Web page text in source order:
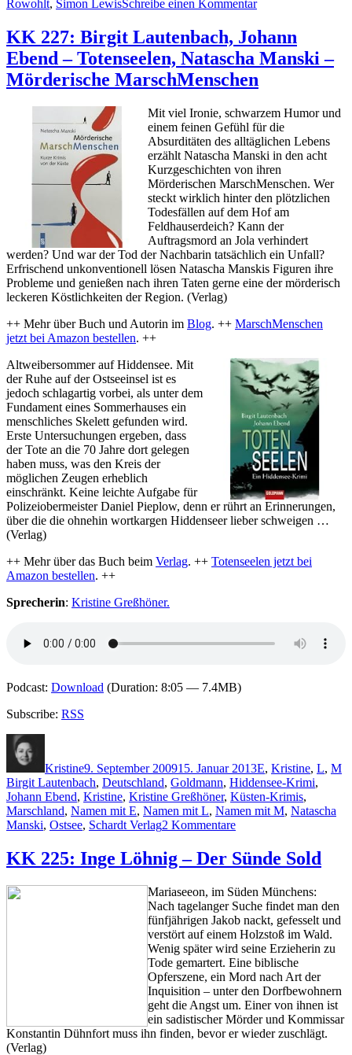
Rowohlt, Simon LewisSchreibe einen Kommentarzu
235:
Simon
Lewis
Bad
KK 227: Birgit Lautenbach, Johann
Ebend – Totenseelen, Natascha Manski –
Mörderische MarschMenschen
Mit viel Ironie, schwarzem Humor und
einem feinen Gefühl für die
Absurditäten des alltäglichen Lebens
erzählt Natascha Manski in den acht
Kurzgeschichten von ihren
Mörderischen MarschMenschen. Wer
steckt wirklich hinter den plötzlichen
Todesfällen auf dem Hof am
Feldhauserdeich? Kann der
Auftragsmord an Jola verhindert
werden? Und war der Tod der Nachbarin tatsächlich ein Unfall?
Erfrischend unkonventionell lösen Natascha Manskis Figuren ihre
Probleme und genießen nach ihren Taten gerne eine der mörderisch
leckeren Köstlichkeiten der Region. (Verlag)
++ Mehr über Buch und Autorin im Blog. ++ MarschMenschen
jetzt bei Amazon bestellen. ++
Altweibersommer auf Hiddensee. Mit
der Ruhe auf der Ostseeinsel ist es
jedoch schlagartig vorbei, als unter dem
Fundament eines Sommerhauses ein
menschliches Skelett gefunden wird.
Erste Untersuchungen ergeben, dass
der Tote an die 70 Jahre dort gelegen
haben muss, was den Kreis der
möglichen Zeugen erheblich
einschränkt. Keine leichte Aufgabe für
Polizeiobermeister Daniel Pieplow, denn er rührt an Erinnerungen,
über die die ohnehin wortkargen Hiddenseer lieber schweigen …
(Verlag)
++ Mehr über das Buch beim Verlag. ++ Totenseelen jetzt bei
Amazon bestellen. ++
Sprecherin: Kristine Greßhöner.
Podcast: Download (Duration: 8:05 — 7.4MB)
Subscribe: RSS
Kristine9. September 200915. Januar 2013E, Kristine, L, M
Birgit Lautenbach, Deutschland, Goldmann, Hiddensee-Krimi,
Johann Ebend, Kristine, Kristine Greßhöner, Küsten-Krimis,
Marschland, Namen mit E, Namen mit L, Namen mit M, Natascha
Manski, Ostsee, Schardt Verlag2 Kommentarezu
227:
Birgit
Johann
Ebend
–
Totenseelen,
Natascha
Manski
–
Mörderische
MarschMenschen
KK 225: Inge Löhnig – Der Sünde Sold
Mariaseeon, im Süden Münchens:
Nach tagelanger Suche findet man den
fünfjährigen Jakob nackt, gefesselt und
verstört auf einem Holzstoß im Wald.
Wenig später wird seine Erzieherin zu
Tode gemartert. Eine biblische
Opferszene, ein Mord nach Art der
Inquisition – unter den Dorfbewohnern
geht die Angst um. Einer von ihnen ist
ein sadistischer Mörder und Kommissar
Konstantin Dühnfort muss ihn finden, bevor er wieder zuschlägt.
(Verlag)